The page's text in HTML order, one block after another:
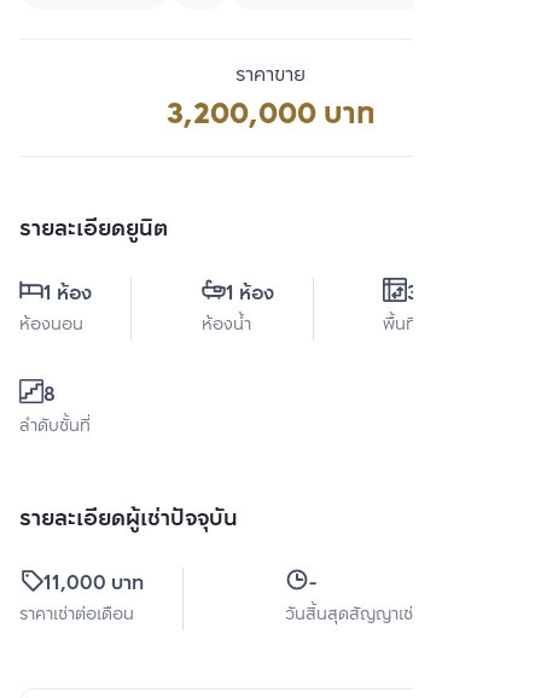
ราคาขาย
3,200,000 บาท
รายละเอียดยูนิต
1 ห้อง
ห้องนอน
1 ห้อง
ห้องน้ำ
34 ตร.ม.
พื้นที่ใช้สอย
8
ลำดับชั้นที่
รายละเอียดผู้เช่าปัจจุบัน
11,000 บาท
ราคาเช่าต่อเดือน
-
วันสิ้นสุดสัญญาเช่า